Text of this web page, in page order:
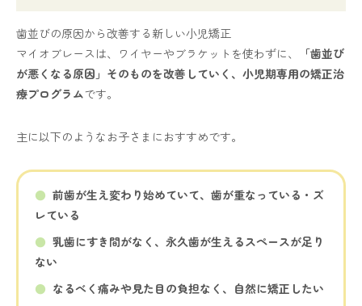
歯並びの原因から改善する新しい小児矯正
マイオブレースは、ワイヤーやブラケットを使わずに、
「歯並び
が悪くなる原因」そのものを改善していく、小児期専用の矯正治
療プログラムです。
主に以下のようなお子さまにおすすめです。
前歯が生え変わり始めていて、歯が重なっている・ズ
レている
乳歯にすき間がなく、永久歯が生えるスペースが足り
ない
なるべく痛みや見た目の負担なく、自然に矯正したい